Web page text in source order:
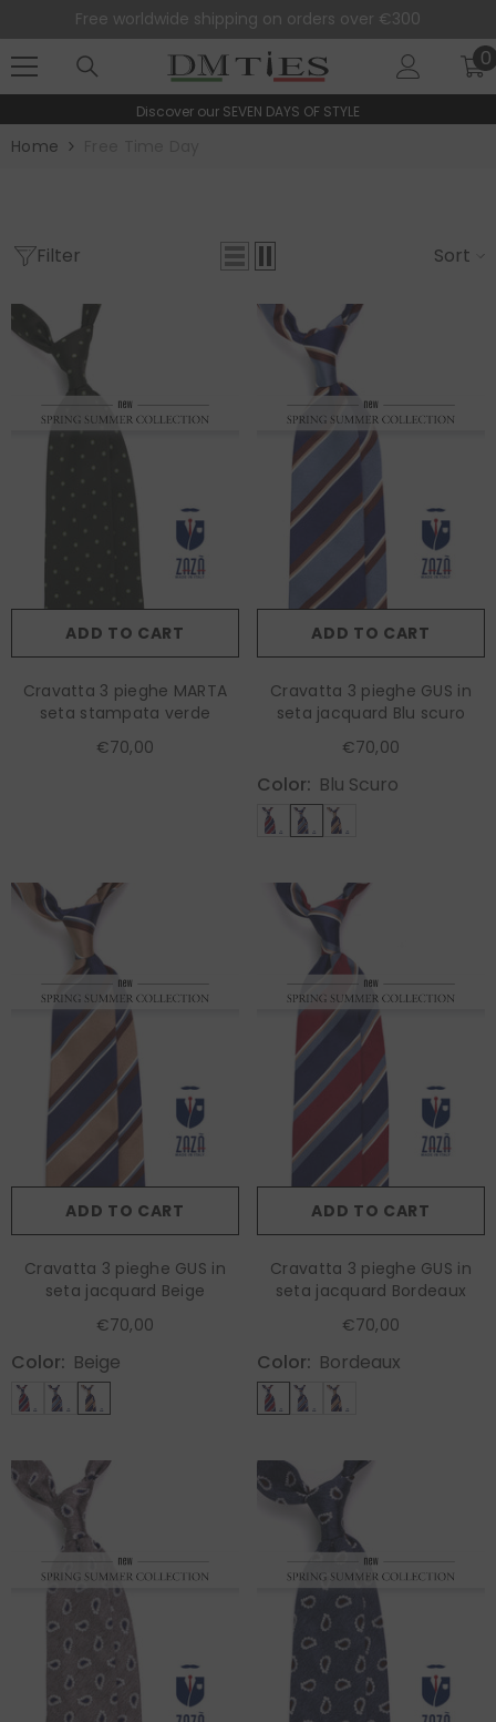
Free worldwide shipping on orders over €300
00
Discover our SEVEN DAYS OF STYLE
Home
Filter Sort
ADD TO CART
Cravatta 3 pieghe MARTA
seta stampata verde
€70,00
ADD TO CART
Cravatta 3 pieghe GUS in
seta jacquard Blu scuro
€70,00
Color: Blu Scuro
ADD TO CART
Cravatta 3 pieghe GUS in
seta jacquard Beige
€70,00
Color: Beige
ADD TO CART
Cravatta 3 pieghe GUS in
seta jacquard Bordeaux
€70,00
Color: Bordeaux